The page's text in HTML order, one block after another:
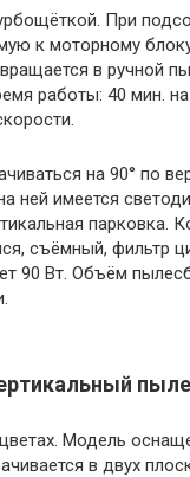
При
к моторному
в ручной
работы: 40 мин.
на 90° по
ней имеется
парковка.
съёмный, фильтр
90 Вт. Объём
Модель
в двух